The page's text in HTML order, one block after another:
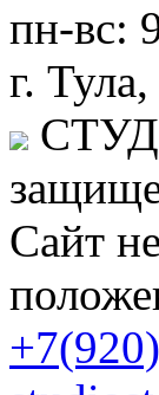
пн-вс:
г. Тула,
Сайт